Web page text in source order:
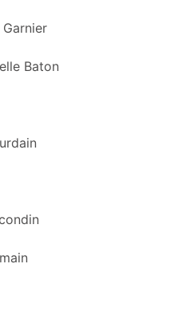
Baton